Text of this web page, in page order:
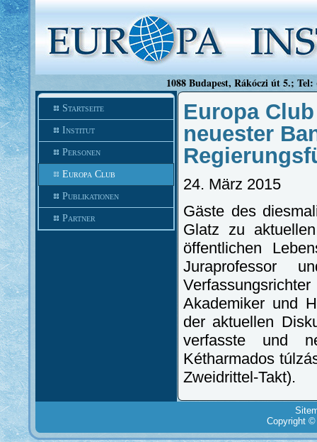
1088 Budapest, Rákóczi út 5.;
Startseite
Institut
Personen
Europa Club
Publikationen
Partner
Europa
neuester
24. März 2015
Gäste des
Glatz zu
öffentlichen
Juraprofessor
Akademiker und
der aktuellen
verfasste und
Kétharmados
Zweidrittel-Takt).
Copyright ©